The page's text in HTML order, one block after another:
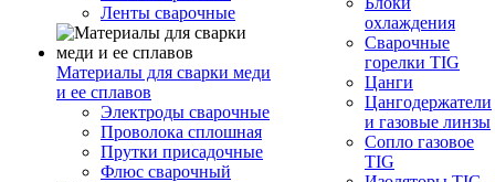
Ленты сварочные
Материалы для сварки меди
и ее сплавов
Электроды сварочные
Проволока сплошная
Прутки присадочные
Флюс сварочный
охлаждения
Сварочные
горелки TIG
Цанги
Цангодержатели
и газовые линзы
Сопло газовое
TIG